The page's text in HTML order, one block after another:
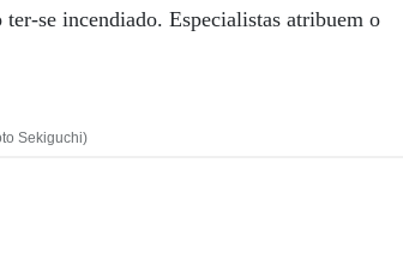
se incendiado. Especialistas atribuem o
Sekiguchi)